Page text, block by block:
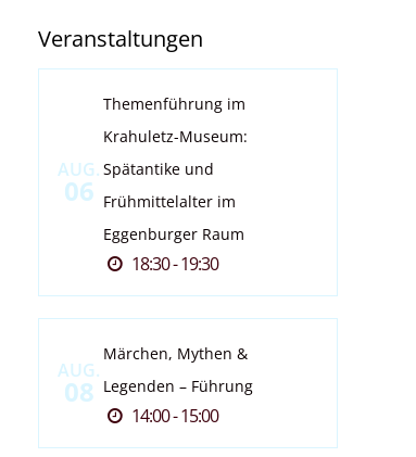
Veranstaltungen
AUG.
06
Themenführung im
Krahuletz-Museum:
Spätantike und
Frühmittelalter im
Eggenburger Raum
18:30 - 19:30
AUG.
08
Märchen, Mythen &
Legenden – Führung
14:00 - 15:00